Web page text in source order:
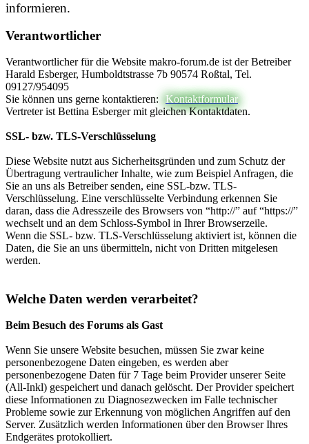
informieren.
Verantwortlicher
Verantwortlicher für die Website makro-forum.de ist der Betreiber
Harald Esberger, Humboldtstrasse 7b 90574 Roßtal, Tel.
09127/954095
Sie können uns gerne kontaktieren:
Kontaktformular
Vertreter ist Bettina Esberger mit gleichen Kontaktdaten.
SSL- bzw. TLS-Verschlüsselung
Diese Website nutzt aus Sicherheitsgründen und zum Schutz der
Übertragung vertraulicher Inhalte, wie zum Beispiel Anfragen, die
Sie an uns als Betreiber senden, eine SSL-bzw. TLS-
Verschlüsselung. Eine verschlüsselte Verbindung erkennen Sie
daran, dass die Adresszeile des Browsers von “http://” auf “https://”
wechselt und an dem Schloss-Symbol in Ihrer Browserzeile.
Wenn die SSL- bzw. TLS-Verschlüsselung aktiviert ist, können die
Daten, die Sie an uns übermitteln, nicht von Dritten mitgelesen
werden.
Welche Daten werden verarbeitet?
Beim Besuch des Forums als Gast
Wenn Sie unsere Website besuchen, müssen Sie zwar keine
personenbezogene Daten eingeben, es werden aber
personenbezogene Daten für 7 Tage beim Provider unserer Seite
(All-Inkl) gespeichert und danach gelöscht. Der Provider speichert
diese Informationen zu Diagnosezwecken im Falle technischer
Probleme sowie zur Erkennung von möglichen Angriffen auf den
Server. Zusätzlich werden Informationen über den Browser Ihres
Endgerätes protokolliert.